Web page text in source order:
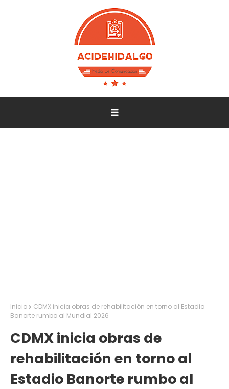
Inicio
CDMX inicia obras de rehabilitación en torno al Estadio
Banorte rumbo al Mundial 2026
CDMX inicia obras de
rehabilitación en torno al
Estadio Banorte rumbo al